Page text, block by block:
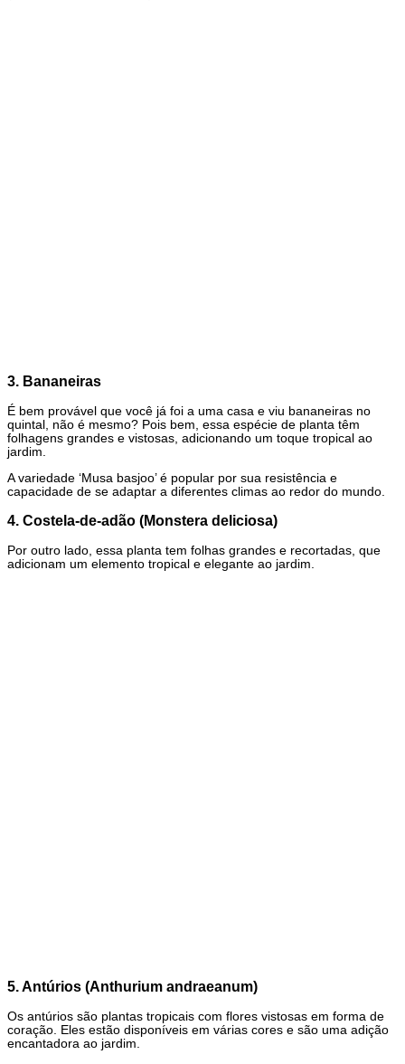
3. Bananeiras
É bem provável que você já foi a uma casa e viu bananeiras no
quintal, não é mesmo? Pois bem, essa espécie de planta têm
folhagens grandes e vistosas, adicionando um toque tropical ao
jardim.
A variedade ‘Musa basjoo’ é popular por sua resistência e
capacidade de se adaptar a diferentes climas ao redor do mundo.
4. Costela-de-adão (Monstera deliciosa)
Por outro lado, essa planta tem folhas grandes e recortadas, que
adicionam um elemento tropical e elegante ao jardim.
5. Antúrios (Anthurium andraeanum)
Os antúrios são plantas tropicais com flores vistosas em forma de
coração. Eles estão disponíveis em várias cores e são uma adição
encantadora ao jardim.